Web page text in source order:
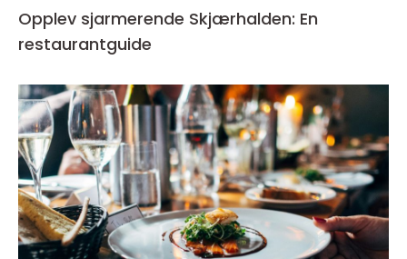
Opplev sjarmerende Skjærhalden: En
restaurantguide